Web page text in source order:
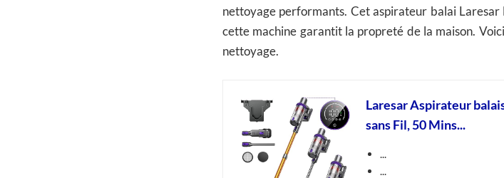
nettoyage performants. Cet aspirateur balai
cette machine garantit la propreté de la maison.
nettoyage.
Laresar Aspirateur
sans Fil, 50 Mins...
...
...